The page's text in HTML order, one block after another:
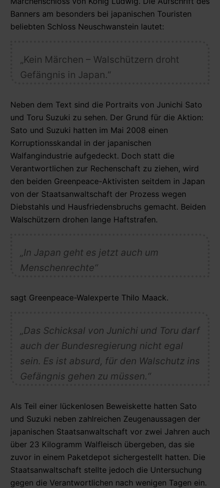
Banners am besonders bei japanischen Touristen
beliebten Schloss Neuschwanstein lautet:
„Kein Märchen – Walschützern droht
Gefängnis in Japan.“
Neben dem Text sind die Portraits von Junichi Sato
und Toru Suzuki zu sehen. Der Grund für die Aktion:
Sato und Suzuki hatten im Mai 2008 einen
Korruptionsskandal in der japanischen
Walfangindustrie aufgedeckt. Doch statt die
Verantwortlichen zur Rechenschaft zu ziehen, wird
den beiden Greenpeace-Aktivisten seitdem in Japan
von der Staatsanwaltschaft der Prozess wegen
Diebstahls und Hausfriedensbruchs gemacht. Beiden
Walschützern drohen lange Haftstrafen.
„In Japan geht es jetzt auch um
Menschenrechte“
sagt Greenpeace-Walexperte Thilo Maack.
„Das Schicksal von Junichi und Toru darf
auch der Bundesregierung nicht egal
sein. Es ist absurd, für den Walschutz ins
Gefängnis gehen zu müssen.“
Als Teil einer lückenlosen Beweiskette hatten Sato
und Suzuki neben zahlreichen Zeugenaussagen der
japanischen Staatsanwaltschaft vor zwei Jahren auch
über 23 Kilogramm Walfleisch übergeben, das sie
zuvor in einem Paketdepot sichergestellt hatten. Die
Staatsanwaltschaft stellte jedoch die Untersuchung
gegen die Verantwortlichen nach wenigen Tagen ein.